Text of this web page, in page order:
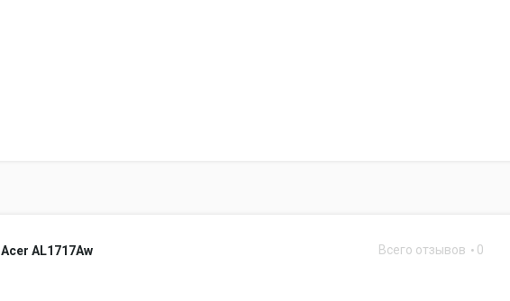
Acer AL1717Aw Всего отзывов 0